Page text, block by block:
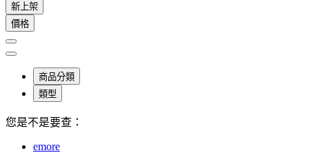
新上架
價格
商品分類
類型
您是不是要查：
emore